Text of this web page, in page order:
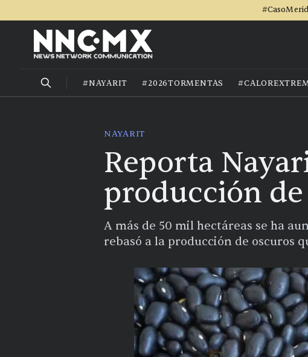
#NAYARIT #2026TORMENTAS
NAYARIT
Reporta
producción
A más de 50 mil hectáreas se ha
rebasó a la producción de oscuros